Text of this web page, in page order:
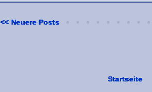
<< Neuere Posts
Startseite